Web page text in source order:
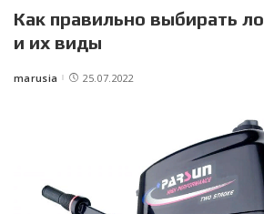
Как правильно выбирать
и их виды
Posted
marusia 25.07.2022